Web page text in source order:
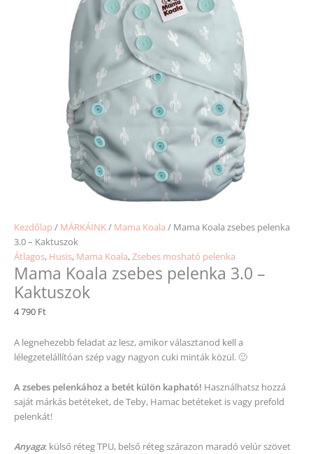
Kezdőlap / MÁRKÁINK/ Mama Koala / Mama Koala zsebes pelenka
3.0 – Kaktuszok
Átlagos, Husis, Mama Koala,Zsebes mosható pelenka
Mama Koala zsebes pelenka 3.0 –
Kaktuszok
4 790 Ft
A legnehezebb feladat az lesz, amikor választanod kell a
lélegzetelállítóan szép vagy nagyon cuki minták közül. 🙂
A zsebes pelenkához a betét külön kapható! Használhatsz hozzá
saját márkás betéteket, de Teby, Hamac betéteket is vagy prefold
pelenkát!
Anyaga: külső réteg TPU, belső réteg szárazon maradó velúr szövet